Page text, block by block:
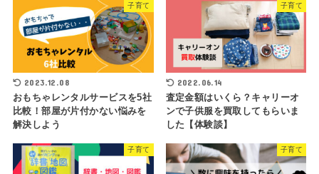
子育て
2023.12.08
おもちゃレンタルサービスを5社
比較！部屋が片付かない悩みを
解決しよう
子育て
2022.06.14
査定金額はいくら？キャリーオ
ンで子供服を買取してもらいま
した【体験談】
子育て 子育て